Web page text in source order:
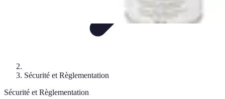
Sécurité et Règlementation
Sécurité et Règlementation